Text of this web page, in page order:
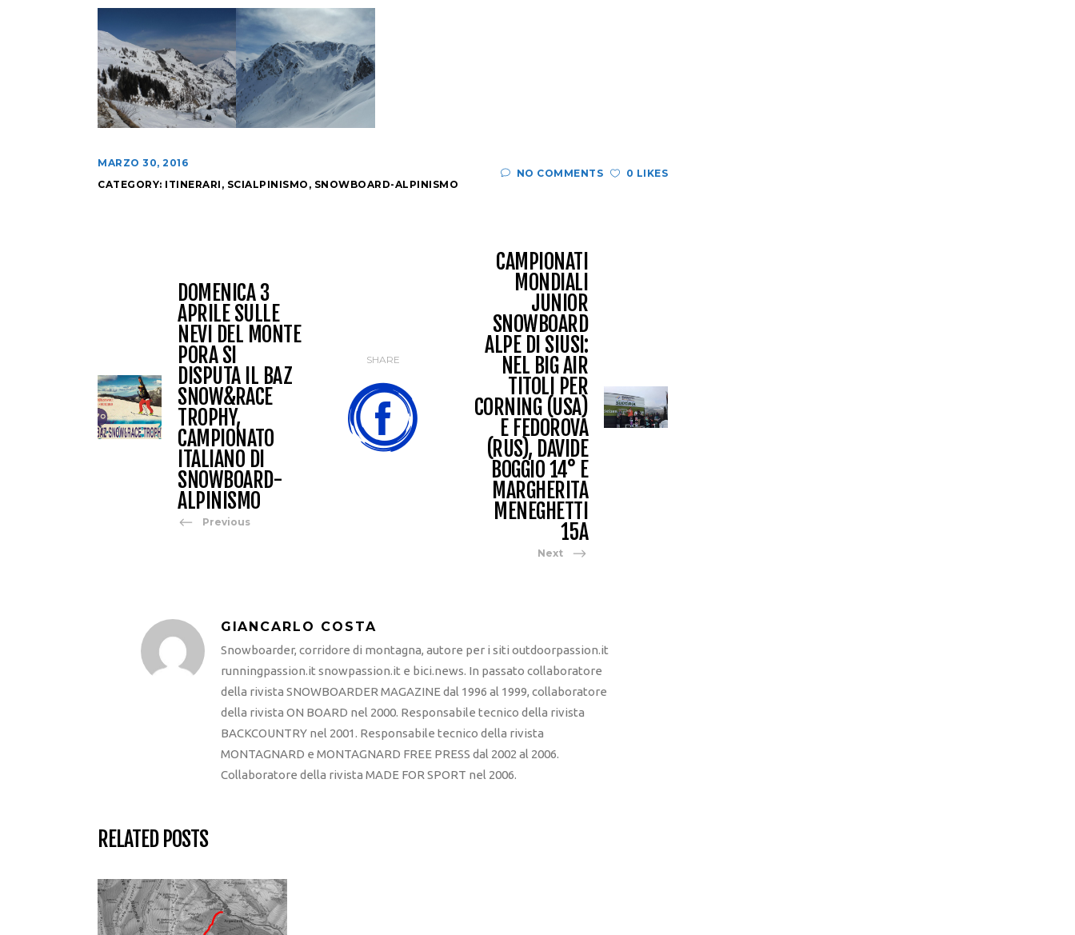
MARZO 30, 2016
CATEGORY: ITINERARI , SCIALPINISMO , SNOWBOARD-ALPINISMO
NO COMMENTS 0 LIKES
DOMENICA 3
APRILE SULLE
NEVI DEL MONTE
PORA SI
DISPUTA IL BAZ
SNOW&RACE
TROPHY,
CAMPIONATO
ITALIANO DI
SNOWBOARD-
ALPINISMO
Previous
SHARE
CAMPIONATI
MONDIALI
JUNIOR
SNOWBOARD
ALPE DI SIUSI:
NEL BIG AIR
TITOLI PER
CORNING (USA)
E FEDOROVA
(RUS), DAVIDE
BOGGIO 14° E
MARGHERITA
MENEGHETTI
15A
Next
GIANCARLO COSTA
Snowboarder, corridore di montagna, autore per i siti outdoorpassion.it
runningpassion.it snowpassion.it e bici.news. In passato collaboratore
della rivista SNOWBOARDER MAGAZINE dal 1996 al 1999, collaboratore
della rivista ON BOARD nel 2000. Responsabile tecnico della rivista
BACKCOUNTRY nel 2001. Responsabile tecnico della rivista
MONTAGNARD e MONTAGNARD FREE PRESS dal 2002 al 2006.
Collaboratore della rivista MADE FOR SPORT nel 2006.
RELATED POSTS